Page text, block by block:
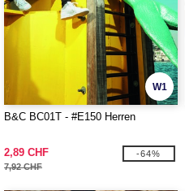
W1
B&C BC01T - #E150 Herren
2,89 CHF
7,92 CHF
-64%